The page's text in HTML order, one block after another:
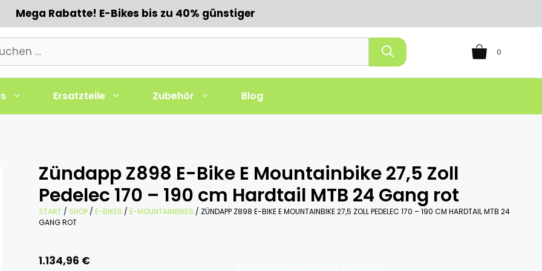
Mega Rabatte! E-Bikes bis zu 40% günstiger
0
Ersatzteile Zubehör Blog
Zündapp Z898 E-Bike E Mountainbike 27,5 Zoll
Pedelec 170 – 190 cm Hardtail MTB 24 Gang rot
START / SHOP / E-BIKES / E-MOUNTAINBIKES / ZÜNDAPP Z898 E-BIKE E MOUNTAINBIKE 27,5 ZOLL PEDELEC 170 – 190 CM HARDTAIL MTB 24
GANG ROT
1.134,96 €